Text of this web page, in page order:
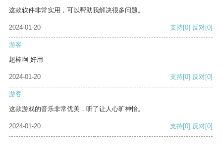
这款软件非常实用，可以帮助我解决很多问题。
2024-01-20 支持[0] 反对[0]
游客
超棒啊 好用
2024-01-20 支持[0] 反对[0]
游客
这款游戏的音乐非常优美，听了让人心旷神怡。
2024-01-20 支持[0] 反对[0]